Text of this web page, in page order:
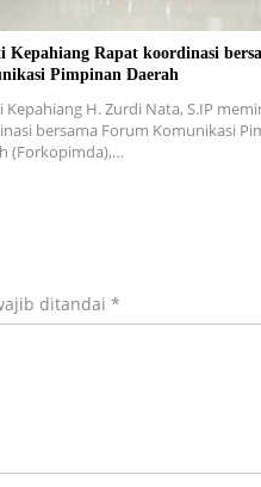
Kepahiang Rapat koordinasi
Pimpinan Daerah
Kepahiang H. Zurdi Nata, S.IP
bersama Forum Komunikasi
(Forkopimda),…
ditandai *